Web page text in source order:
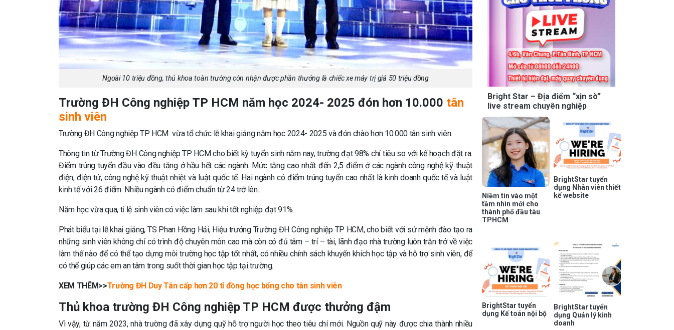
Ngoài 10 triệu đồng, thủ khoa toàn trường còn nhận được phần thưởng là chiếc xe máy trị giá 50 triệu đồng
Trường ĐH Công nghiệp TP HCM năm học 2024- 2025 đón hơn 10.000 tân
sinh viên
Trường ĐH Công nghiệp TP HCM vừa tổ chức lễ khai giảng năm học 2024- 2025 và đón chào hơn 10.000 tân sinh viên.
Thông tin từ Trường ĐH Công nghiệp TP HCM cho biết kỳ tuyển sinh năm nay, trường đạt 98% chỉ tiêu so với kế hoạch đặt ra.
Điểm trúng tuyển đầu vào đều tăng ở hầu hết các ngành. Mức tăng cao nhất đến 2,5 điểm ở các ngành công nghệ kỹ thuật
điện, điện tử, công nghệ kỹ thuật nhiệt và luật quốc tế. Hai ngành có điểm trúng tuyển cao nhất là kinh doanh quốc tế và luật
kinh tế với 26 điểm. Nhiều ngành có điểm chuẩn từ 24 trở lên.
Năm học vừa qua, tỉ lệ sinh viên có việc làm sau khi tốt nghiệp đạt 91%.
Phát biểu tại lễ khai giảng, TS Phan Hồng Hải, Hiệu trưởng Trường ĐH Công nghiệp TP HCM, cho biết với sứ mệnh đào tạo ra
những sinh viên không chỉ có trình độ chuyên môn cao mà còn có đủ tâm – trí – tài, lãnh đạo nhà trường luôn trăn trở về việc
làm thế nào để có thể tạo dựng môi trường học tập tốt nhất, có nhiều chính sách khuyến khích học tập và hỗ trợ sinh viên, để
có thể giúp các em an tâm trong suốt thời gian học tập tại trường.
XEM THÊM>>Trường ĐH Duy Tân cấp hơn 20 tỉ đồng học bổng cho tân sinh viên
Thủ khoa trường ĐH Công nghiệp TP HCM được thưởng đậm
Vì vậy, từ năm 2023, nhà trường đã xây dựng quỹ hỗ trợ người học theo tiêu chí mới. Nguồn quỹ này được chia thành nhiều
Bright Star – Địa điểm “xịn sò”
live stream chuyên nghiệp
Niềm tin vào một
tầm nhìn mới cho
thành phố đầu tàu
TPHCM
BrightStar tuyển
dụng Nhân viên thiết
kế website
BrightStar tuyển
dụng Kế toán nội bộ
BrightStar tuyển
dụng Quản lý kinh
doanh